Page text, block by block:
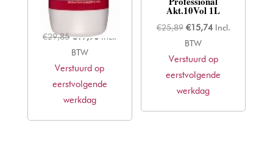
Developer 3% –
€29,85Oorspronkelijke
prijs
was:
€29,85.
€19,90Huidige
is:
€19,90.
Incl.
BTW
Verstuurd op
eerstvolgende
werkdag
Akt.10Vol 1L
€25,89 Oorspronkelijke
prijs
was:
€25,89.
€15,74Huidige
is:
€15,74.
Incl.
BTW
Verstuurd op
eerstvolgende
werkdag